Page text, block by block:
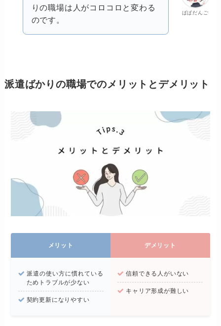
ぱぱだんご
りの職場は人がコロコロと変わる
のです。
派遣ばかりの職場でのメリットとデメリット
メリット デメリット
派遣の使い方に慣れている
ためトラブルが少ない
契約更新になりやすい
信頼できる人がいない
キャリア形成が難しい